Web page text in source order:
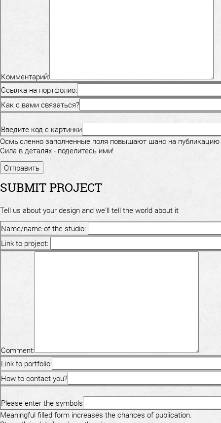
Комментарий:
Ссылка на портфолио:
Как с вами связаться?
Введите код с картинки
Осмысленно заполненные поля повышают шанс на публикацию
Сила в деталях - поделитесь ими!
SUBMIT PROJECT
Tell us about your design and we'll tell the world about it
Name/name of the studio:
Link to project:
Comment:
Link to portfolio:
How to contact you?
Please enter the symbols
Meaningful filled form increases the chances of publication.